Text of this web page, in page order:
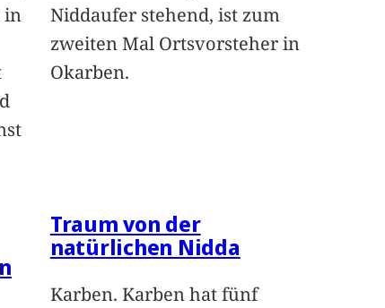
in
Niddaufer stehend, ist zum
zweiten Mal Ortsvorsteher in
Okarben.
Traum von der
natürlichen Nidda
Karben. Karben hat fünf